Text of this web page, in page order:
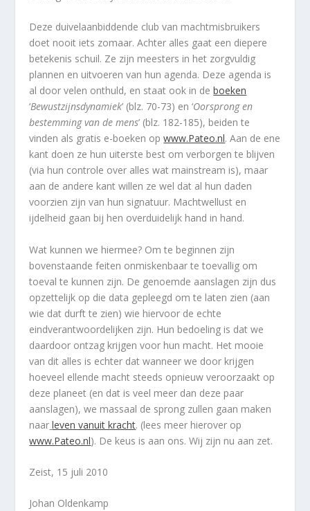
Deze duivelaanbiddende club van machtmisbruikers
doet nooit iets zomaar. Achter alles gaat een diepere
betekenis schuil. Ze zijn meesters in het zorgvuldig
plannen en uitvoeren van hun agenda. Deze agenda is
al door velen onthuld, en staat ook in deboeken
‘Bewustzijnsdynamiek’ (blz. 70-73) en ‘Oorsprong en
bestemming van de mens’ (blz. 182-185), beiden te
vinden als gratis e-boeken op www.Pateo.nl. Aan de ene
kant doen ze hun uiterste best om verborgen te blijven
(via hun controle over alles wat mainstream is), maar
aan de andere kant willen ze wel dat al hun daden
voorzien zijn van hun signatuur. Machtwellust en
ijdelheid gaan bij hen overduidelijk hand in hand.
Wat kunnen we hiermee? Om te beginnen zijn
bovenstaande feiten onmiskenbaar te toevallig om
toeval te kunnen zijn. De genoemde aanslagen zijn dus
opzettelijk op die data gepleegd om te laten zien (aan
wie dat durft te zien) wie hiervoor de echte
eindverantwoordelijken zijn. Hun bedoeling is dat we
daardoor ontzag krijgen voor hun macht. Het mooie
van dit alles is echter dat wanneer we door krijgen
hoeveel ellende macht steeds opnieuw veroorzaakt op
deze planeet (en dat is veel meer dan deze paar
aanslagen), we massaal de sprong zullen gaan maken
naar leven vanuit kracht. (lees meer hierover op
www.Pateo.nl). De keus is aan ons. Wij zijn nu aan zet.
Zeist, 15 juli 2010
Johan Oldenkamp